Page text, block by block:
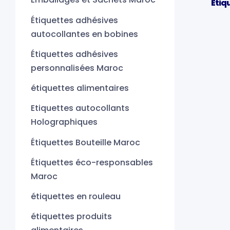
Étiquettes adhésives
autocollantes en bobines
Étiquettes adhésives
personnalisées Maroc
étiquettes alimentaires
Etiquettes autocollants
Holographiques
Étiquettes Bouteille Maroc
Étiquettes éco-responsables
Maroc
étiquettes en rouleau
étiquettes produits